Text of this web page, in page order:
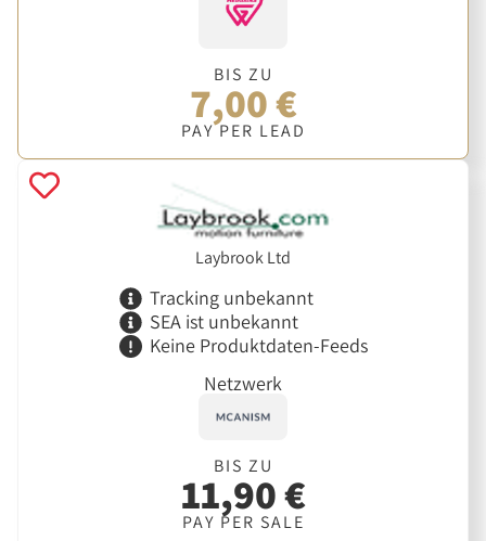
BIS ZU
7,00 €
PAY PER LEAD
Laybrook Ltd
Tracking unbekannt
SEA ist unbekannt
Keine Produktdaten-Feeds
Netzwerk
BIS ZU
11,90 €
PAY PER SALE